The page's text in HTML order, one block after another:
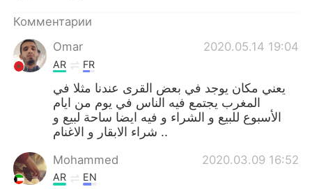
한국어
Indonesia
Türkçe Tiếng Việt
Комментарии
Omar
2020.05.14 19:04
AR FR
يعني مكان يوجد في بعض القرى عندنا مثلا في
المغرب يجتمع فيه الناس في يوم من ايام
الأسبوع للبيع و الشراء و فيه ايضا ساحة لبيع و
شراء الابقار و الاغنام ..
Mohammed 2020.03.09 16:52
AR EN